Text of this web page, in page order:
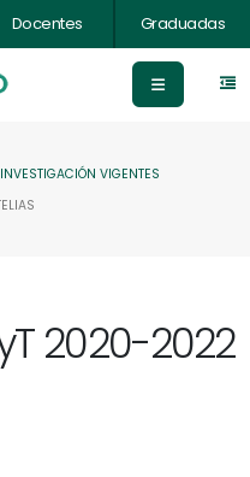
Docentes Graduadas
VIGENTES
2020-2022